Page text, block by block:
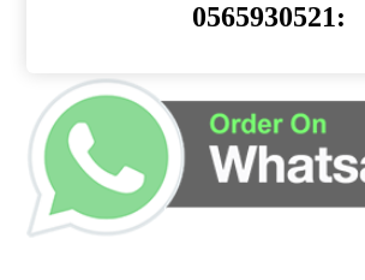
:0565930521